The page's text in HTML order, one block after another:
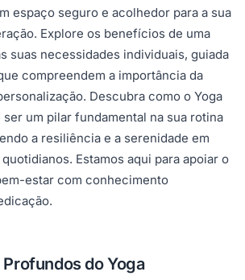
espaço seguro e acolhedor para a sua
Explore os benefícios de uma
suas necessidades individuais, guiada
compreendem a importância da
Descubra como o Yoga
ser um pilar fundamental na sua rotina
a resiliência e a serenidade em
Estamos aqui para apoiar o
estar com conhecimento
do Yoga